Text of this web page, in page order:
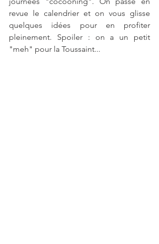
revue le calendrier et on vous glisse
quelques idées pour en profiter
pleinement. Spoiler : on a un petit
"meh" pour la Toussaint...